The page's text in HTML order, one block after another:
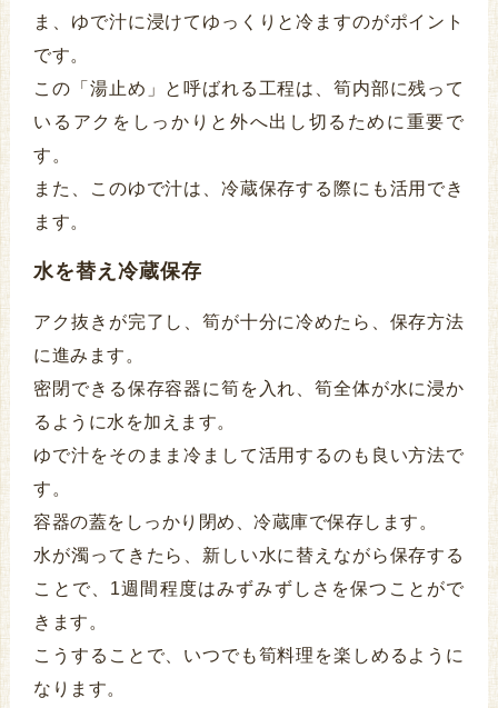
ま、ゆで汁に浸けてゆっくりと冷ますのがポイント
です。
この「湯止め」と呼ばれる工程は、筍内部に残って
いるアクをしっかりと外へ出し切るために重要で
す。
また、このゆで汁は、冷蔵保存する際にも活用でき
ます。
水を替え冷蔵保存
アク抜きが完了し、筍が十分に冷めたら、保存方法
に進みます。
密閉できる保存容器に筍を入れ、筍全体が水に浸か
るように水を加えます。
ゆで汁をそのまま冷まして活用するのも良い方法で
す。
容器の蓋をしっかり閉め、冷蔵庫で保存します。
水が濁ってきたら、新しい水に替えながら保存する
ことで、1週間程度はみずみずしさを保つことがで
きます。
こうすることで、いつでも筍料理を楽しめるように
なります。